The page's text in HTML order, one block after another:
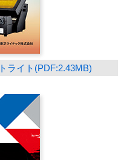
ライト(PDF:2.43MB)